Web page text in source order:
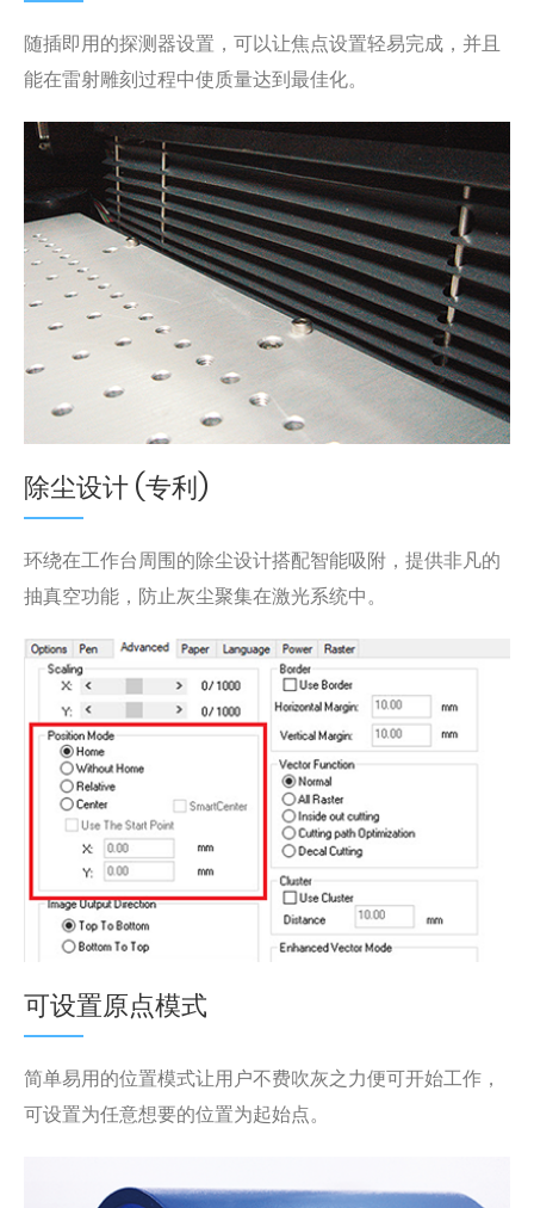
随插即用的探测器设置，可以让焦点设置轻易完成，并且
能在雷射雕刻过程中使质量达到最佳化。
除尘设计 (专利)
环绕在工作台周围的除尘设计搭配智能吸附，提供非凡的
抽真空功能，防止灰尘聚集在激光系统中。
可设置原点模式
简单易用的位置模式让用户不费吹灰之力便可开始工作，
可设置为任意想要的位置为起始点。